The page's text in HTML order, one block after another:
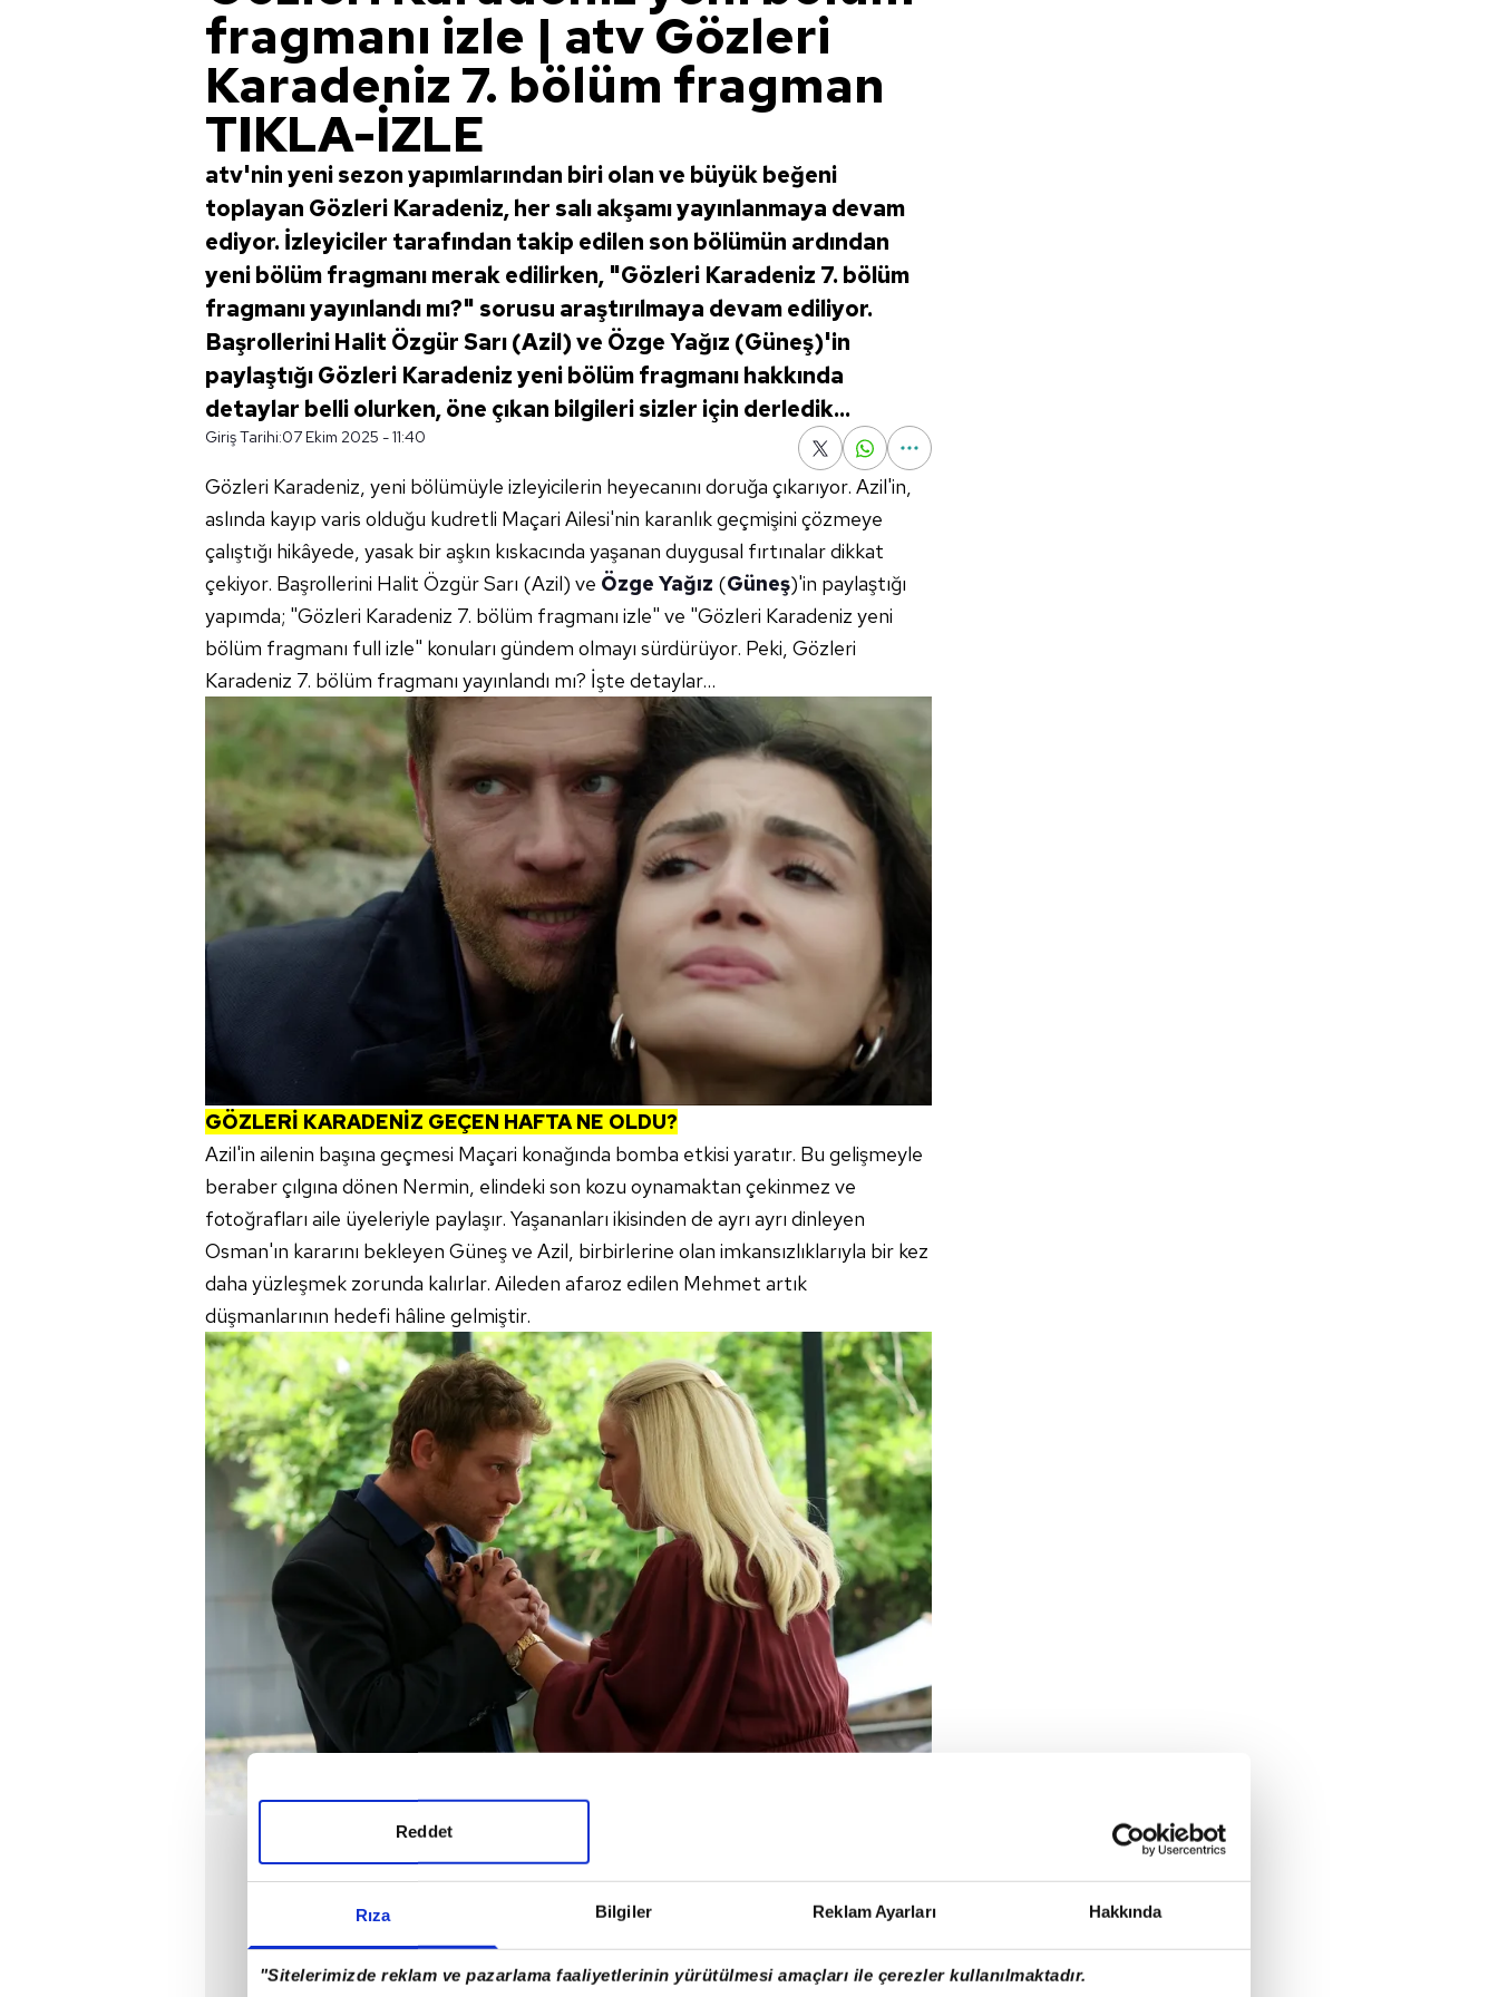
Rıza Bilgiler Reklam Ayarları Hakkında
"Sitelerimizde reklam ve pazarlama faaliyetlerinin yürütülmesi amaçları ile çerezler kullanılmaktadır.
Reddet
fragmanı izle | atv Gözleri
Karadeniz 7. bölüm fragman
TIKLA-İZLE
atv'nin yeni sezon yapımlarından biri olan ve büyük beğeni
toplayan Gözleri Karadeniz, her salı akşamı yayınlanmaya devam
ediyor. İzleyiciler tarafından takip edilen son bölümün ardından
yeni bölüm fragmanı merak edilirken, "Gözleri Karadeniz 7. bölüm
fragmanı yayınlandı mı?" sorusu araştırılmaya devam ediliyor.
Başrollerini Halit Özgür Sarı (Azil) ve Özge Yağız (Güneş)'in
paylaştığı Gözleri Karadeniz yeni bölüm fragmanı hakkında
detaylar belli olurken, öne çıkan bilgileri sizler için derledik...
Giriş Tarihi:07 Ekim 2025 - 11:40
Gözleri Karadeniz, yeni bölümüyle izleyicilerin heyecanını doruğa çıkarıyor. Azil'in,
aslında kayıp varis olduğu kudretli Maçari Ailesi'nin karanlık geçmişini çözmeye
çalıştığı hikâyede, yasak bir aşkın kıskacında yaşanan duygusal fırtınalar dikkat
çekiyor. Başrollerini Halit Özgür Sarı (Azil) ve Özge Yağız (Güneş)'in paylaştığı
yapımda; "Gözleri Karadeniz 7. bölüm fragmanı izle" ve "Gözleri Karadeniz yeni
bölüm fragmanı full izle" konuları gündem olmayı sürdürüyor. Peki, Gözleri
Karadeniz 7. bölüm fragmanı yayınlandı mı? İşte detaylar...
GÖZLERİ KARADENİZ GEÇEN HAFTA NE OLDU?
Azil'in ailenin başına geçmesi Maçari konağında bomba etkisi yaratır. Bu gelişmeyle
beraber çılgına dönen Nermin, elindeki son kozu oynamaktan çekinmez ve
fotoğrafları aile üyeleriyle paylaşır. Yaşananları ikisinden de ayrı ayrı dinleyen
Osman'ın kararını bekleyen Güneş ve Azil, birbirlerine olan imkansızlıklarıyla bir kez
daha yüzleşmek zorunda kalırlar. Aileden afaroz edilen Mehmet artık
düşmanlarının hedefi hâline gelmiştir.